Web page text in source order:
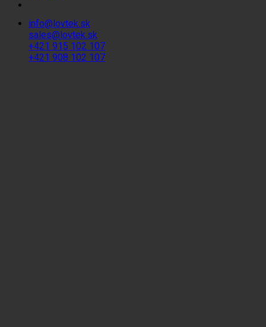
info@lovtek.sk
sales@lovtek.sk
+421 915 102 107
+421 908 102 107